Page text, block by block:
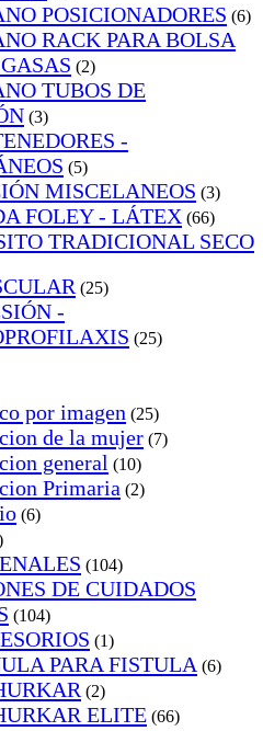
POSICIONADORES (6)
RACK PARA BOLSA
(2)
TUBOS DE
(3)
-
(5)
MISCELANEOS (3)
FOLEY - LÁTEX (66)
TRADICIONAL SECO
(25)
-
(25)
por imagen (25)
de la mujer (7)
general (10)
Primaria (2)
(6)
(104)
DE CUIDADOS
(104)
(1)
PARA FISTULA (6)
(2)
ELITE (66)